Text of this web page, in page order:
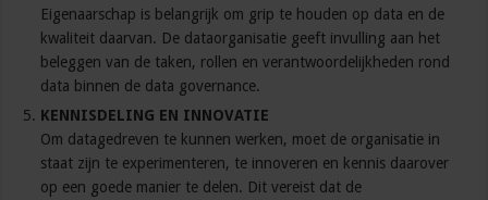
Eigenaarschap is belangrijk om grip te houden op data en de
kwaliteit daarvan. De dataorganisatie geeft invulling aan het
beleggen van de taken, rollen en verantwoordelijkheden rond
data binnen de data governance.
KENNISDELING EN INNOVATIE
Om datagedreven te kunnen werken, moet de organisatie in
staat zijn te experimenteren, te innoveren en kennis daarover
op een goede manier te delen. Dit vereist dat de